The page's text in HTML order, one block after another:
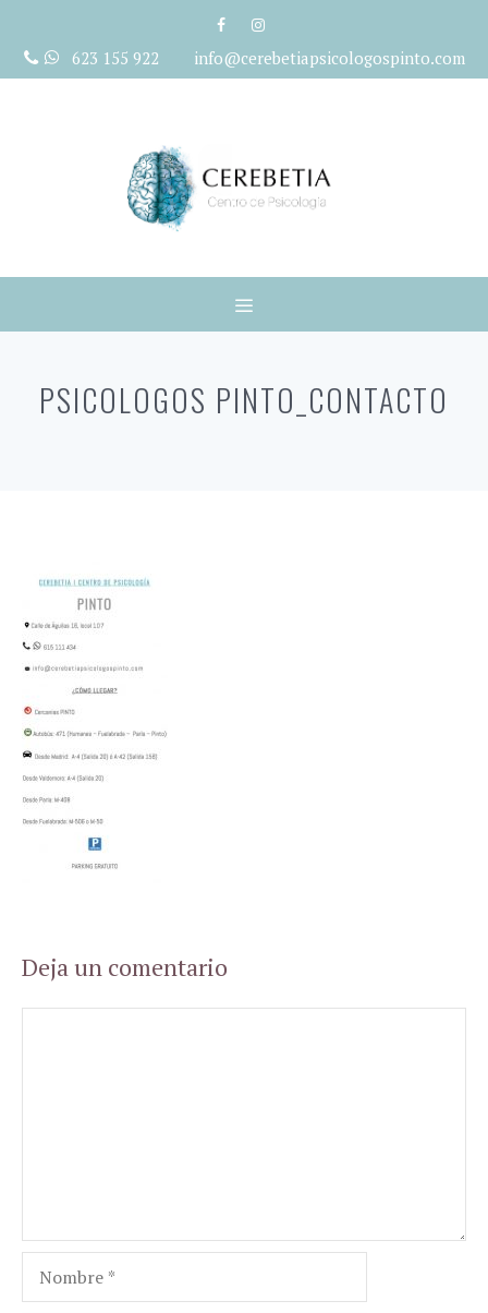
contenido
623 155 922 info@cerebetiapsicologospinto.com
PSICOLOGOS PINTO_CONTACTO
Deja un comentario
Nombre